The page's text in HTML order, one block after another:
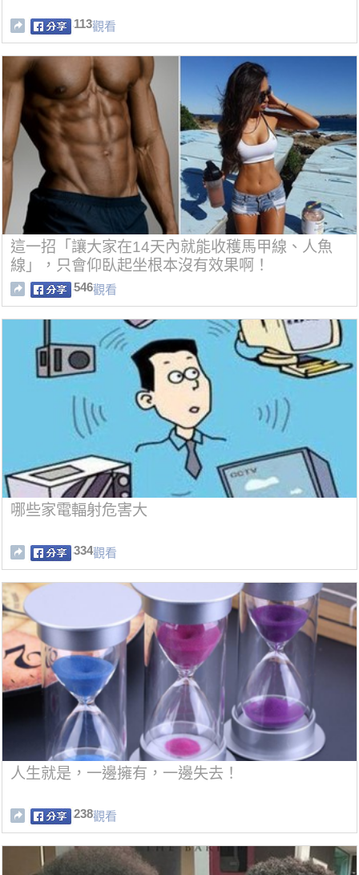
113觀看
這一招「讓大家在14天內就能收穫馬甲線、人魚
線」，只會仰臥起坐根本沒有效果啊！
546觀看
哪些家電輻射危害大
334觀看
人生就是，一邊擁有，一邊失去！
238觀看